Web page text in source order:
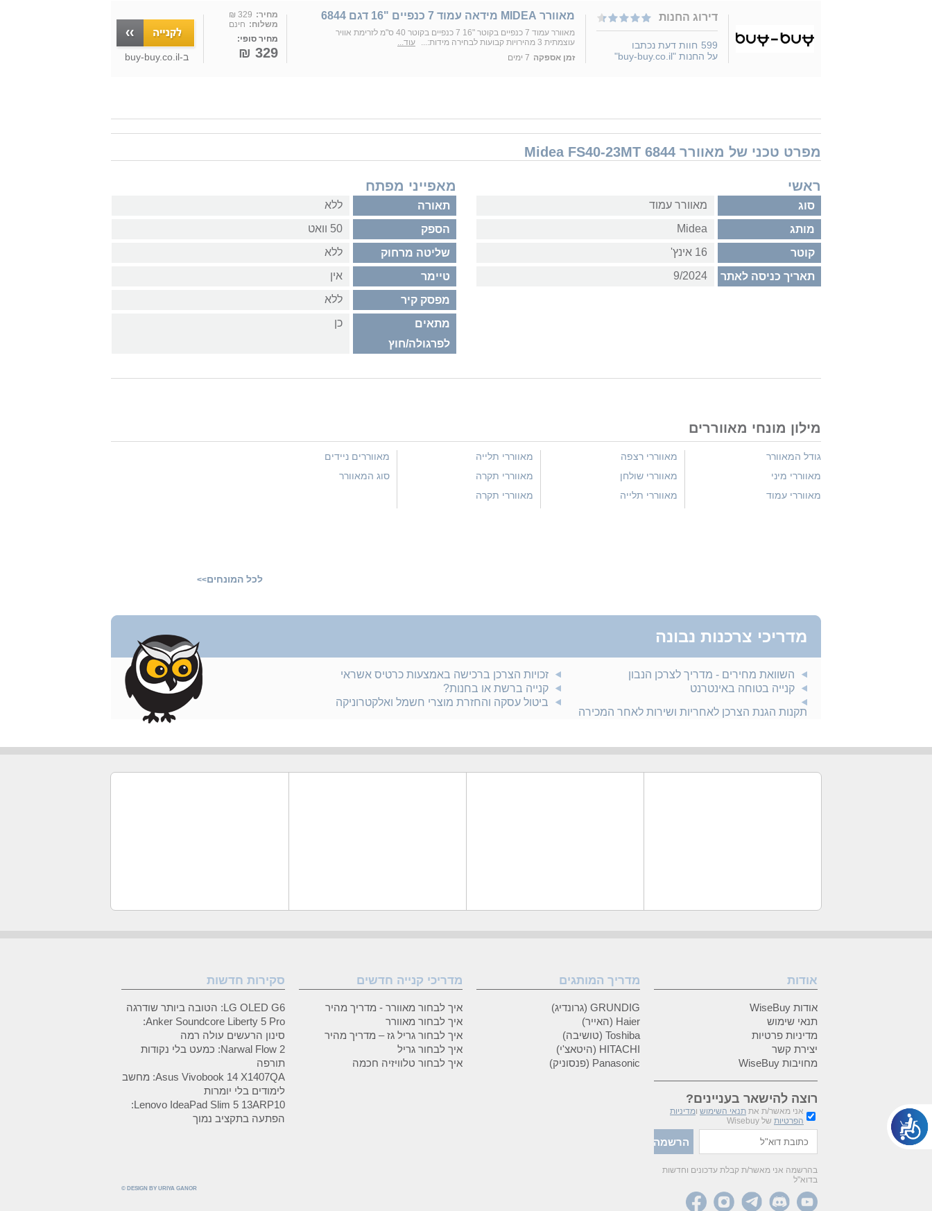
דירוג החנות
599 חוות דעת נכתבו
על החנות "buy-buy.co.il"
מאוורר MIDEA מידאה עמוד 7 כנפיים "16 דגם 6844
מאוורר עמוד 7 כנפיים בקוטר "16 7 כנפיים בקוטר 40 ס"מ לזרימת אוויר
עוצמתית 3 מהירויות קבועות לבחירה מידות:...
עוד...
זמן אספקה 7 ימים
מחיר: 329 ₪
משלוח: חינם
מחיר סופי:
329 ₪ ב-buy-buy.co.il
מפרט טכני של מאוורר Midea FS40-23MT 6844
ראשי
סוג מאוורר עמוד
מותג Midea
קוטר 16 אינץ'
תאריך כניסה לאתר 9/2024
מאפייני מפתח
תאורה ללא
הספק 50 וואט
שליטה מרחוק ללא
טיימר אין
מפסק קיר ללא
מתאים
לפרגולה/חוץ
כן
מילון מונחי מאווררים
גודל המאוורר
מאווררי מיני
מאווררי עמוד
מאווררי רצפה
מאווררי שולחן
מאווררי תלייה
מאווררי תלייה
מאווררי תקרה
מאווררי תקרה
מאווררים ניידים
סוג המאוורר
לכל המונחים>>
מדריכי צרכנות נבונה
השוואת מחירים - מדריך לצרכן הנבון
קנייה בטוחה באינטרנט
תקנות הגנת הצרכן לאחריות ושירות לאחר המכירה
זכויות הצרכן ברכישה באמצעות כרטיס אשראי
קנייה ברשת או בחנות?
ביטול עסקה והחזרת מוצרי חשמל ואלקטרוניקה
אודות
אודות WiseBuy
תנאי שימוש
מדיניות פרטיות
יצירת קשר
מחויבות WiseBuy
רוצה להישאר בעניינים?
אני מאשר/ת את תנאי השימוש ומדיניות
הפרטיות של Wisebuy
בהרשמה אני מאשר/ת קבלת עדכונים וחדשות
בדוא"ל
מדריך המותגים
GRUNDIG (גרונדיג)
Haier (האייר)
Toshiba (טושיבה)
HITACHI (היטאצ'י)
Panasonic (פנסוניק)
מדריכי קנייה חדשים
איך לבחור מאוורר - מדריך מהיר
איך לבחור מאוורר
איך לבחור גריל גז – מדריך מהיר
איך לבחור גריל
איך לבחור טלוויזיה חכמה
סקירות חדשות
LG OLED G6: הטובה ביותר שודרגה
Anker Soundcore Liberty 5 Pro:
סינון הרעשים עולה רמה
Narwal Flow 2: כמעט בלי נקודות
תורפה
Asus Vivobook 14 X1407QA: מחשב
לימודים בלי יומרות
Lenovo IdeaPad Slim 5 13ARP10:
הפתעה בתקציב נמוך
© DESIGN BY URIYA GANOR